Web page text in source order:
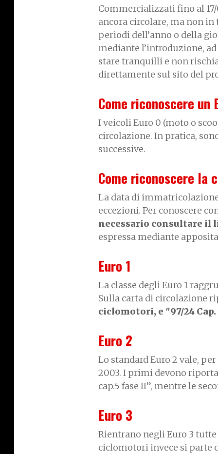
Commercializzati fino al
ancora circolare, ma non
periodi dell’anno o della
mediante l’introduzione,
stare tranquilli e non
direttamente sul sito del
Come riconoscere un
I veicoli Euro 0 (moto o
circolazione. In pratica,
successive.
Come riconoscere la
La data di
eccezioni. Per conoscere
necessario consultare il
espressa mediante
Euro 1
La classe degli Euro 1
Sulla carta di circolazione
ciclomotori, e "97/24
Euro 2
Lo standard Euro 2 vale,
2003. I primi devono
cap.5 fase II”, mentre le
Euro 3
Rientrano negli Euro 3
ciclomotori invece si parte